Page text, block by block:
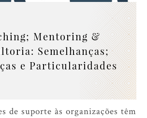
Mentoring &
Semelhanças;
e Particularidades
de suporte às organizações têm